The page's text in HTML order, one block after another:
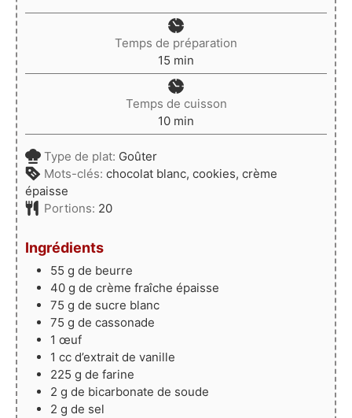
Temps de préparation
15 minutes
min
Temps de cuisson
10minutes
min
Type de plat: Goûter
Mots-clés: chocolat blanc, cookies, crème
épaisse
Portions: 20
Ingrédients
55 g de beurre
40 g de crème fraîche épaisse
75 g de sucre blanc
75 g de cassonade
1 œuf
1 cc d’extrait de vanille
225 g de farine
2 g de bicarbonate de soude
2 g de sel